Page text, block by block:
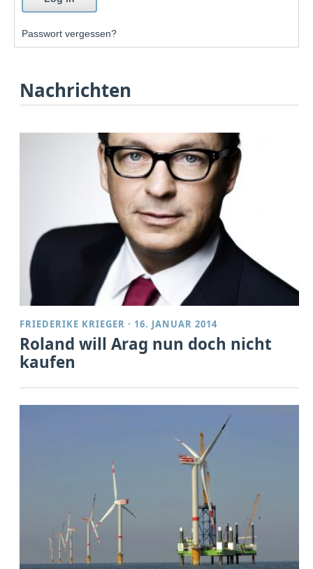
Passwort vergessen?
Nachrichten
FRIEDERIKE KRIEGER · 16. JANUAR 2014
Roland will Arag nun doch nicht
kaufen